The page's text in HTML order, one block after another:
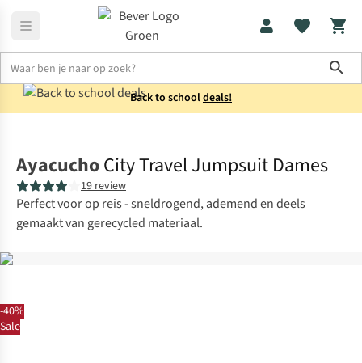
Back to schooldeals!
-40%
Sale
AyacuchoCity Travel Jumpsuit Dames
19 review
Perfect voor op reis - sneldrogend, ademend en deels
gemaakt van gerecycled materiaal.